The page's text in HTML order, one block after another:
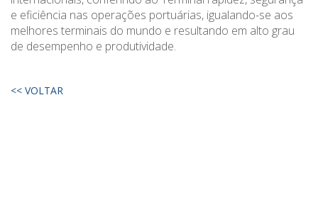
e eficiência nas operações portuárias, igualando-se aos
melhores terminais do mundo e resultando em alto grau
de desempenho e produtividade.
<< VOLTAR